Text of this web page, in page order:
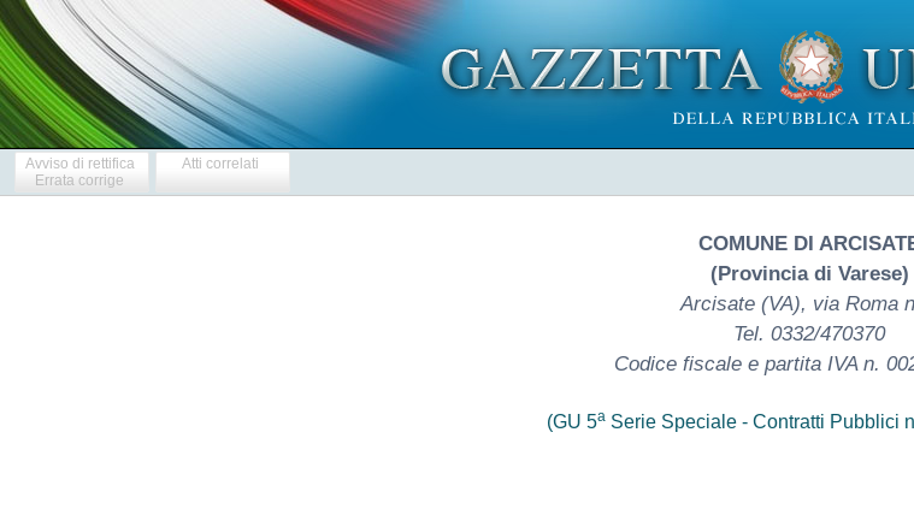
Avviso di rettifica
Errata corrige
Atti correlati
COMUNE DI
(Provincia di Varese)
Arcisate (VA), via Roma
Tel. 0332/470370
Codice fiscale e partita IVA n.
(GU 5a Serie Speciale - Contratti Pubblici